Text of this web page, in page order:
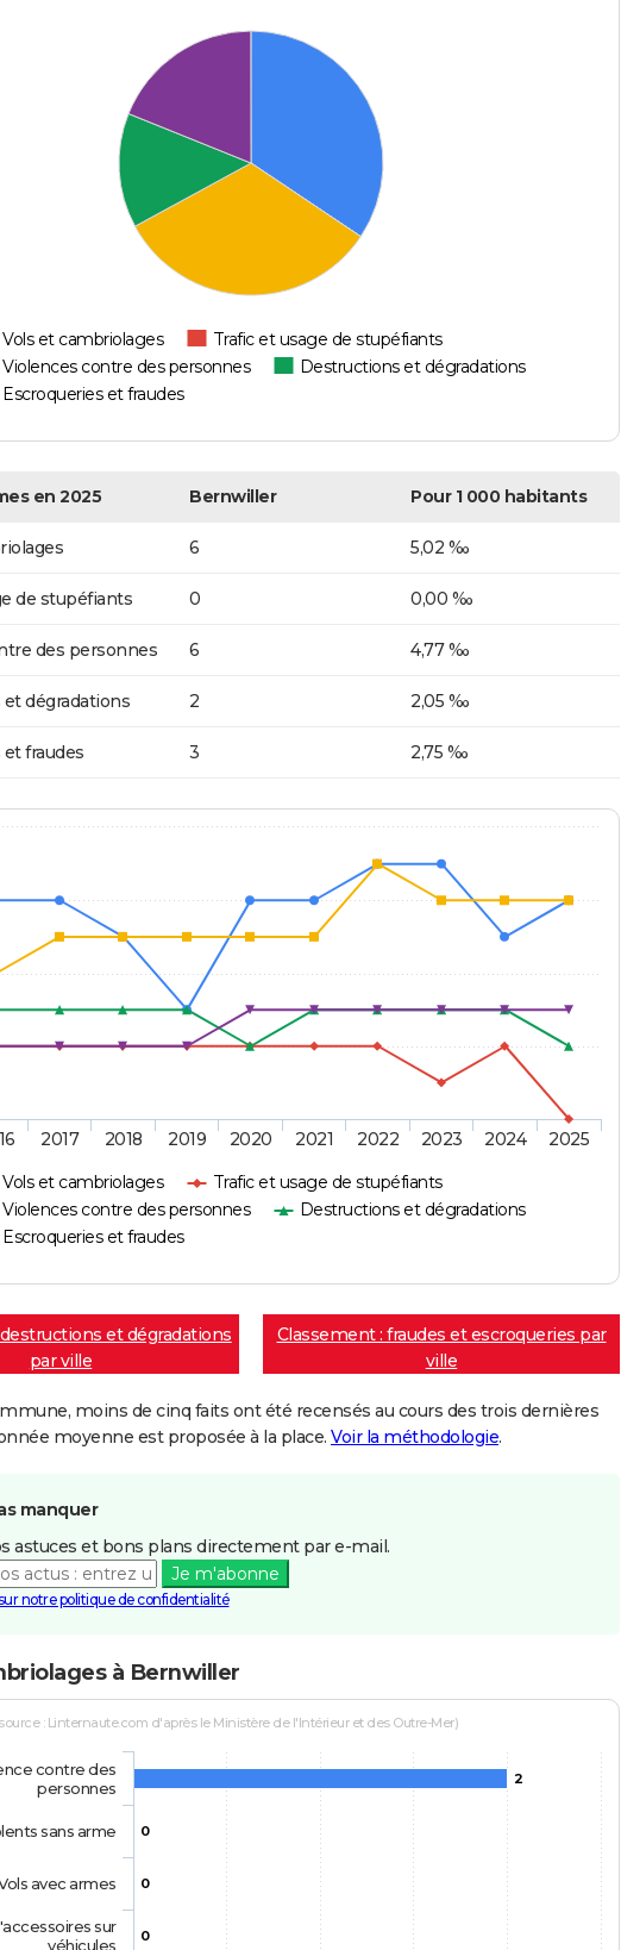
Vols et cambriolages
Trafic et usage de stupéfiants
Violences contre des personnes
Destructions et dégradations
Escroqueries et fraudes
en 2025 Bernwiller Pour 1 000 habitants
6 5,02 ‰
de stupéfiants 0 0,00 ‰
des personnes 6 4,77 ‰
dégradations 2 2,05 ‰
et fraudes 3 2,75 ‰
Vols et cambriolages
Trafic et usage de stupéfiants
Violences contre des personnes
Destructions et dégradations
Escroqueries et fraudes
2017 2018 2019 2020 2021 2022 2023 2024 2025
et dégradations
par ville
Classement : fraudes et escroqueries par
ville
moins de cinq faits ont été recensés au cours des trois dernières
moyenne est proposée à la place. Voir la méthodologie.
manquer
astuces et bons plans directement par e-mail.
Je m'abonne
notre politique de confidentialité
à Bernwiller
: Linternaute.com d'après le Ministère de l'Intérieur et des Outre-Mer)
2
0
0
0
contre des
personnes
sans arme
avec armes
sur
véhicules